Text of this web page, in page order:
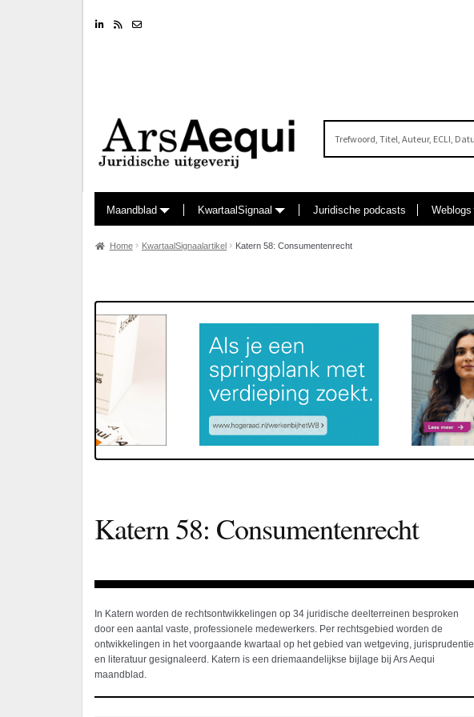
LinkedinRSS feed
Maandblad KwartaalSignaal Juridische podcasts Weblogs
Home KwartaalSignaalartikel Katern 58: Consumentenrecht
Katern 58: Consumentenrecht
In Katern worden de rechtsontwikkelingen op 34 juridische deelterreinen besproken
door een aantal vaste, professionele medewerkers. Per rechtsgebied worden de
ontwikkelingen in het voorgaande kwartaal op het gebied van wetgeving, jurisprudentie
en literatuur gesignaleerd. Katern is een driemaandelijkse bijlage bij Ars Aequi
maandblad.